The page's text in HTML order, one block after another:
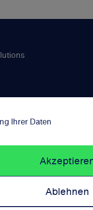
Ihrer Daten
Ablehnen